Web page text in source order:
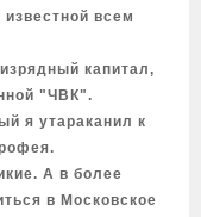
всем
капитал,
"ЧВК".
я утараканил к
А в более
в Московское